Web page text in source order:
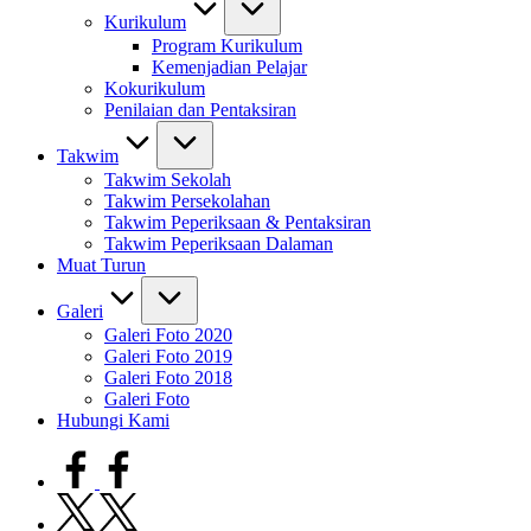
Kurikulum
Program Kurikulum
Kemenjadian Pelajar
Kokurikulum
Penilaian dan Pentaksiran
Takwim
Takwim Sekolah
Takwim Persekolahan
Takwim Peperiksaan & Pentaksiran
Takwim Peperiksaan Dalaman
Muat Turun
Galeri
Galeri Foto 2020
Galeri Foto 2019
Galeri Foto 2018
Galeri Foto
Hubungi Kami
facebook.com
twitter.com